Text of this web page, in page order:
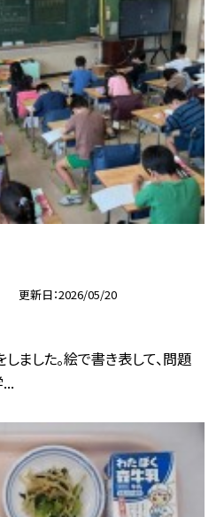
更新日 2026/05/20
しました。絵で書き表して、問題